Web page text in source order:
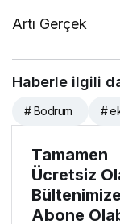
Artı Gerçek
Haberle ilgili
# Bodrum #
Tamamen
Ücretsiz
Bültenimize
Abone